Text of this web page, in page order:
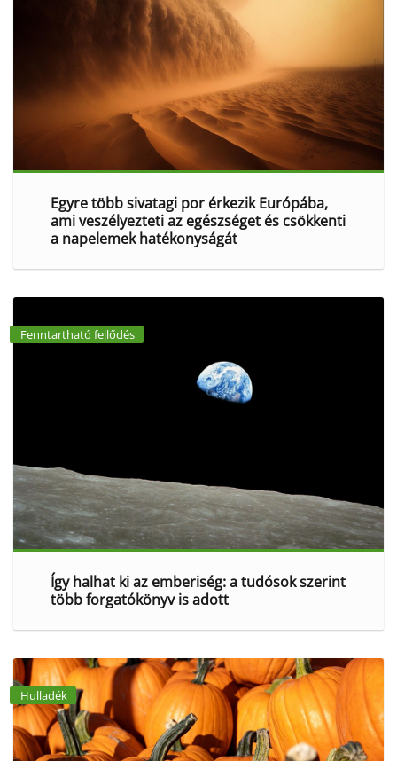
Egyre több sivatagi por érkezik Európába,
ami veszélyezteti az egészséget és csökkenti
a napelemek hatékonyságát
Fenntartható fejlődés
Így halhat ki az emberiség: a tudósok szerint
több forgatókönyv is adott
Hulladék